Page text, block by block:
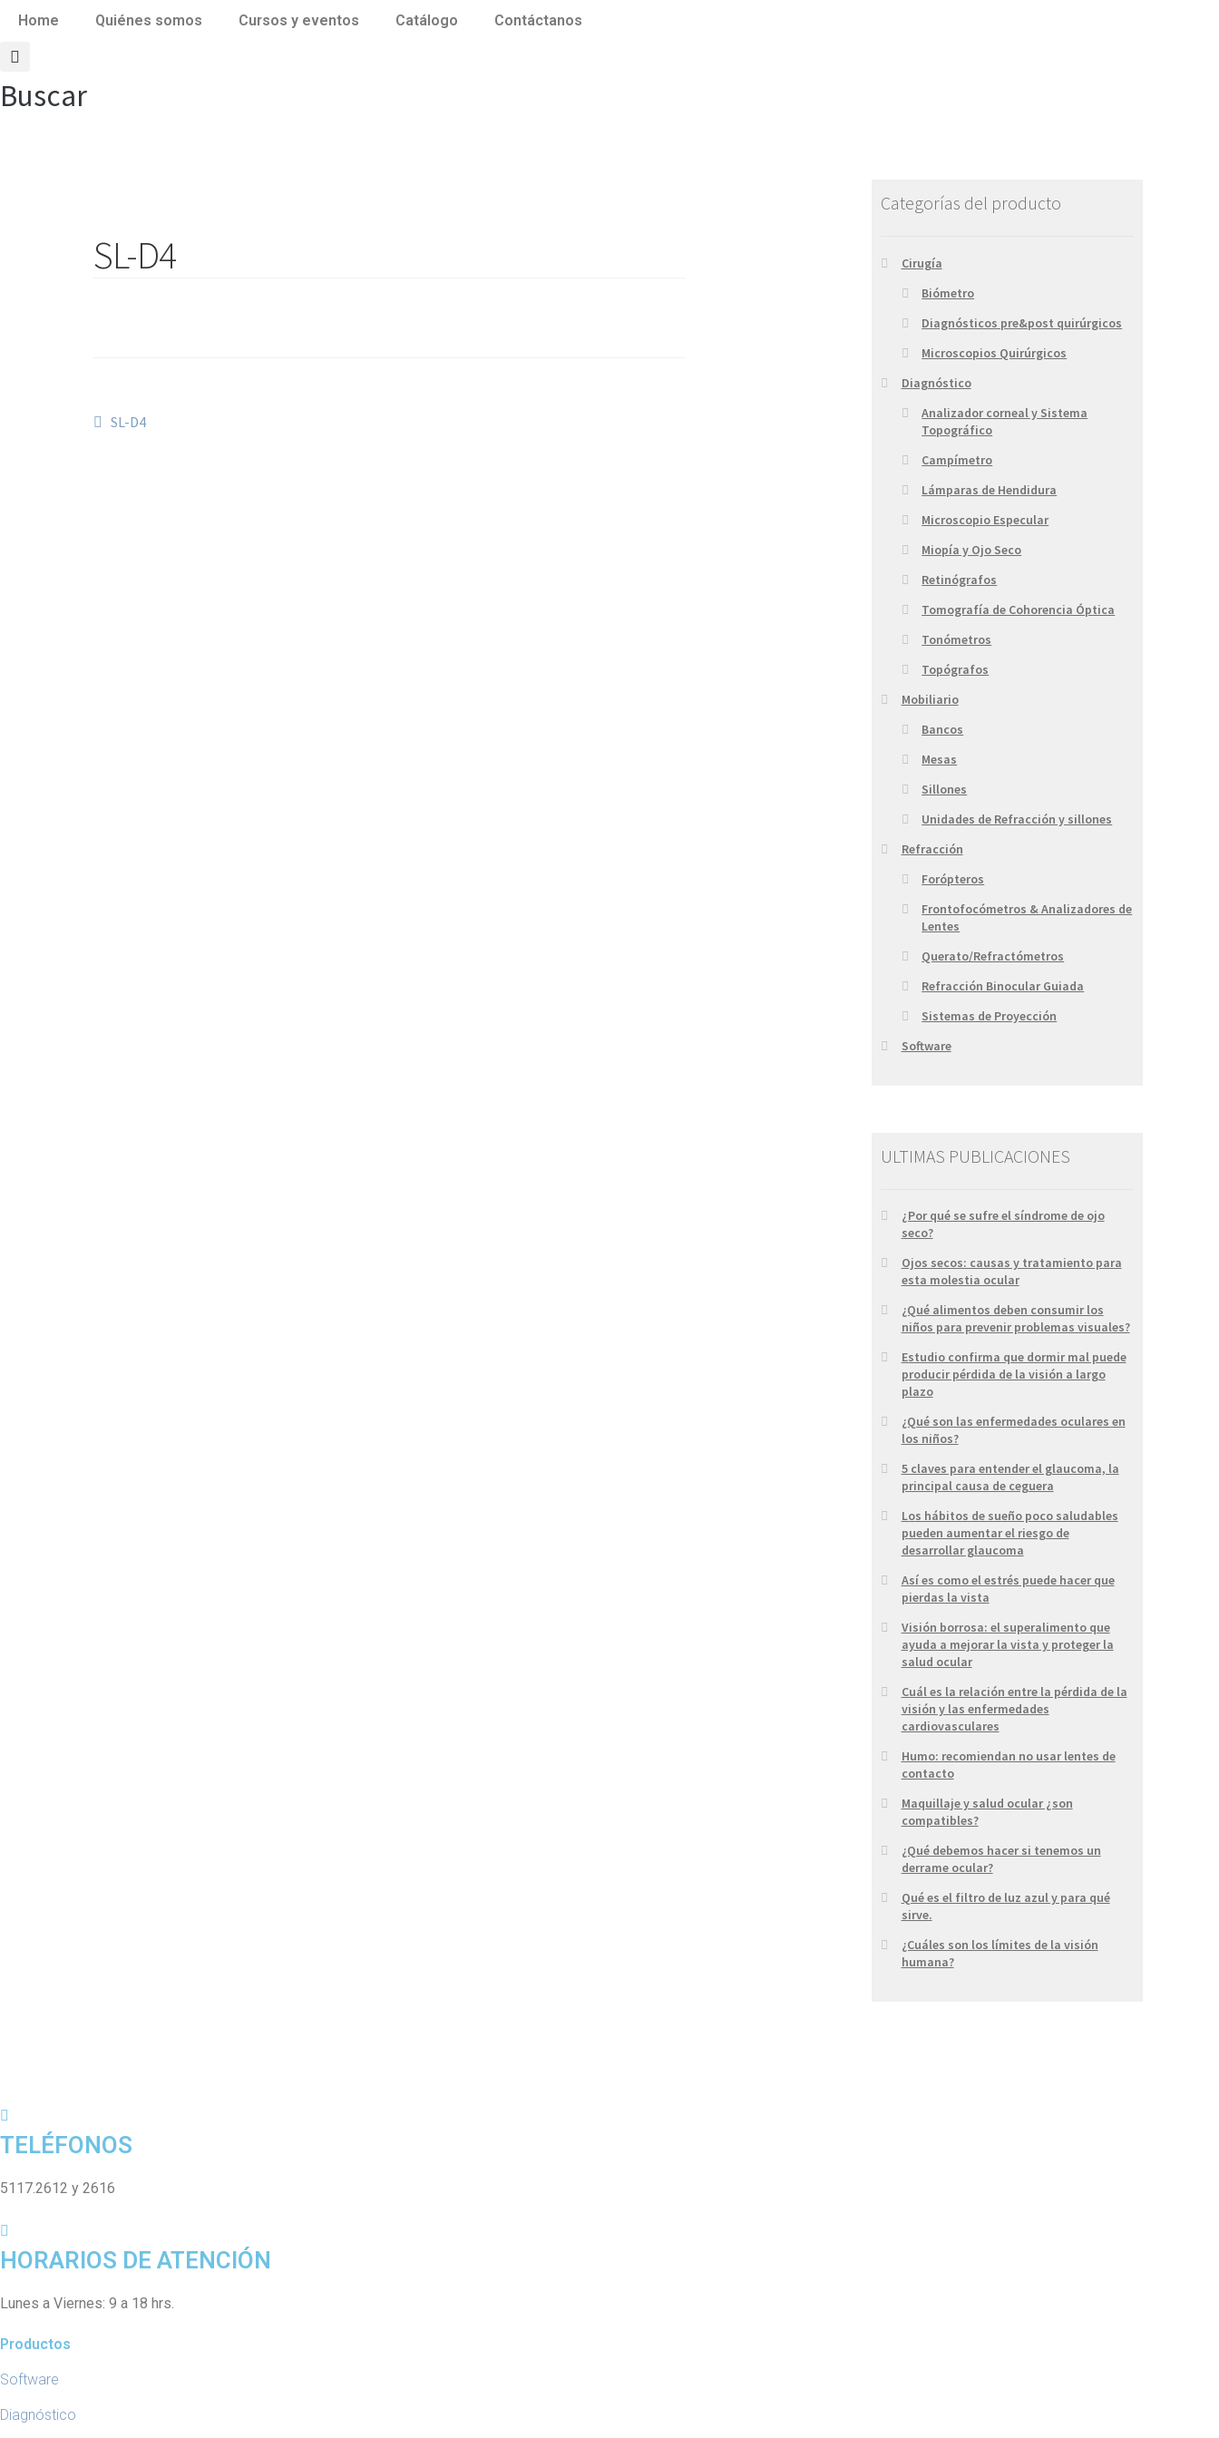
Home Quiénes somos Cursos y eventos Catálogo Contáctanos
Buscar
SL-D4
Navegación
Anterior:
SL-D4
Categorías del producto
Cirugía
Biómetro
Diagnósticos pre&post quirúrgicos
Microscopios Quirúrgicos
Diagnóstico
Analizador corneal y Sistema
Topográfico
Campímetro
Lámparas de Hendidura
Microscopio Especular
Miopía y Ojo Seco
Retinógrafos
Tomografía de Cohorencia Óptica
Tonómetros
Topógrafos
Mobiliario
Bancos
Mesas
Sillones
Unidades de Refracción y sillones
Refracción
Forópteros
Frontofocómetros & Analizadores de
Lentes
Querato/Refractómetros
Refracción Binocular Guiada
Sistemas de Proyección
Software
ULTIMAS PUBLICACIONES
¿Por qué se sufre el síndrome de ojo
seco?
Ojos secos: causas y tratamiento para
esta molestia ocular
¿Qué alimentos deben consumir los
niños para prevenir problemas visuales?
Estudio confirma que dormir mal puede
producir pérdida de la visión a largo
plazo
¿Qué son las enfermedades oculares en
los niños?
5 claves para entender el glaucoma, la
principal causa de ceguera
Los hábitos de sueño poco saludables
pueden aumentar el riesgo de
desarrollar glaucoma
Así es como el estrés puede hacer que
pierdas la vista
Visión borrosa: el superalimento que
ayuda a mejorar la vista y proteger la
salud ocular
Cuál es la relación entre la pérdida de la
visión y las enfermedades
cardiovasculares
Humo: recomiendan no usar lentes de
contacto
Maquillaje y salud ocular ¿son
compatibles?
¿Qué debemos hacer si tenemos un
derrame ocular?
Qué es el filtro de luz azul y para qué
sirve.
¿Cuáles son los límites de la visión
humana?
TELÉFONOS
5117.2612 y 2616
HORARIOS DE ATENCIÓN
Lunes a Viernes: 9 a 18 hrs.
Productos
Software
Diagnóstico